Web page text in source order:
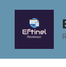
conținut